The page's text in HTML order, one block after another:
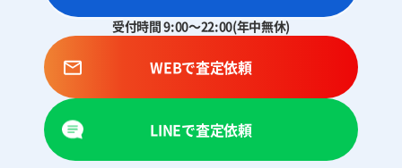
受付時間 9:00～22:00(年中無休)
WEBで査定依頼
LINEで査定依頼